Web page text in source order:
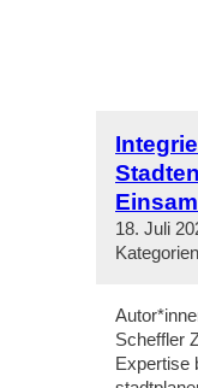
18. Juli
Scheffler
Expertise